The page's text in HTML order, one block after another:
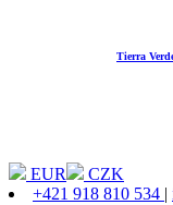
Tierra
EUR
CZK
+421 918 810 534 |